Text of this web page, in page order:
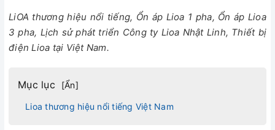
LiOA thương hiệu nổi tiếng, Ổn áp Lioa 1 pha, Ổn áp Lioa
3 pha, Lịch sử phát triển Công ty Lioa Nhật Linh, Thiết bị
điện Lioa tại Việt Nam.
Mục lục [Ẩn]
Lioa thương hiệu nổi tiếng Việt Nam